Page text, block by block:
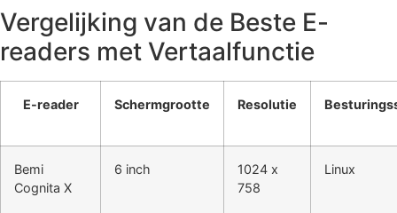
Vergelijking van de Beste E-
readers met Vertaalfunctie
E-reader Schermgrootte Resolutie
Bemi
Cognita X
6 inch
1024 x
758
Linux